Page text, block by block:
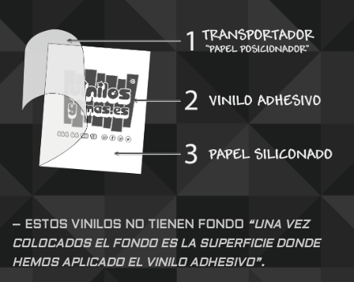
– ESTOS VINILOS NO TIENEN FONDO “UNA VEZ
COLOCADOS EL FONDO ES LA SUPERFICIE DONDE
HEMOS APLICADO EL VINILO ADHESIVO”.